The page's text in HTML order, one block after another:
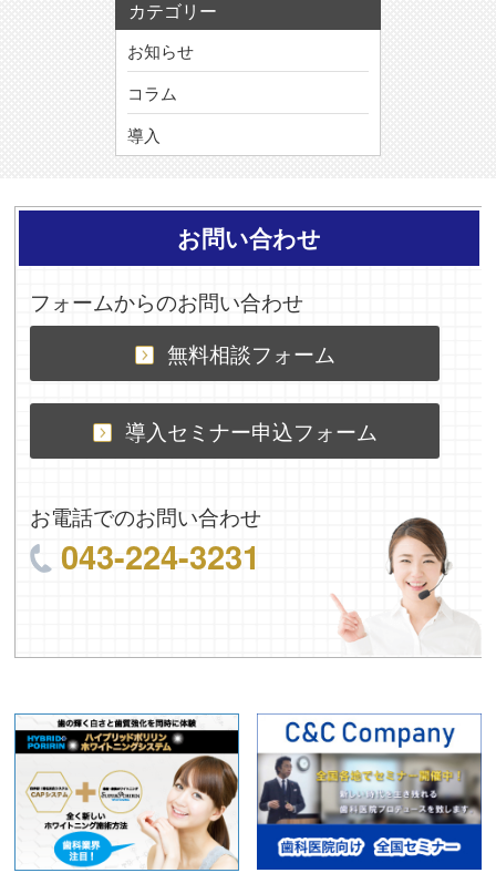
カテゴリー
お知らせ
コラム
導入
お問い合わせ
フォームからのお問い合わせ
無料相談フォーム
導入セミナー申込フォーム
お電話でのお問い合わせ
043-224-3231